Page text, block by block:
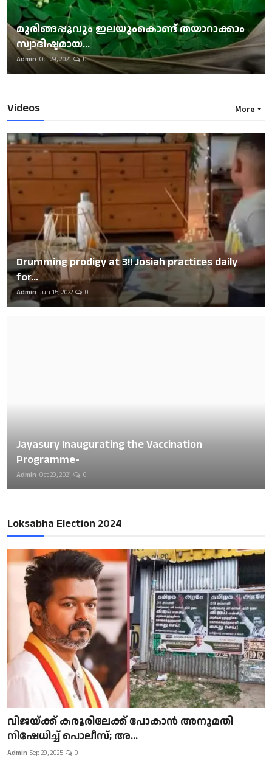
മുരിങ്ങപ്പൂവും ഇലയുംകൊണ്ട് തയാറാക്കാം
സ്വാദിഷ്ടമായ...
Admin Oct 29, 2021 0
Videos More
Drumming prodigy at 3!! Josiah practices daily
for...
Admin Jun 15, 2022 0
Jayasury Inaugurating the Vaccination
Programme-
Admin Oct 29, 2021 0
Loksabha Election 2024
വിജയ്ക്ക് കരൂരിലേക്ക് പോകാൻ അനുമതി
നിഷേധിച്ച് പൊലീസ്; അ...
Admin Sep 29, 2025 0